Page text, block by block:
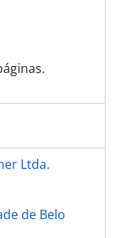
Ltda.
de Belo